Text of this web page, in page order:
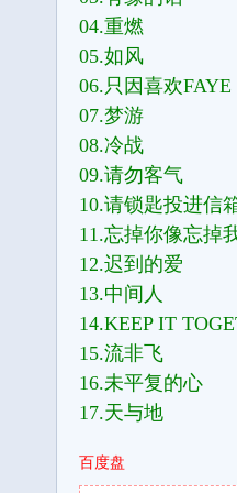
04.重燃
05.如风
06.只因喜欢FAYE
07.梦游
08.冷战
09.请勿客气
10.请锁匙投进信
11.忘掉你像忘掉
12.迟到的爱
13.中间人
14.KEEP IT
15.流非飞
16.未平复的心
17.天与地
百度盘